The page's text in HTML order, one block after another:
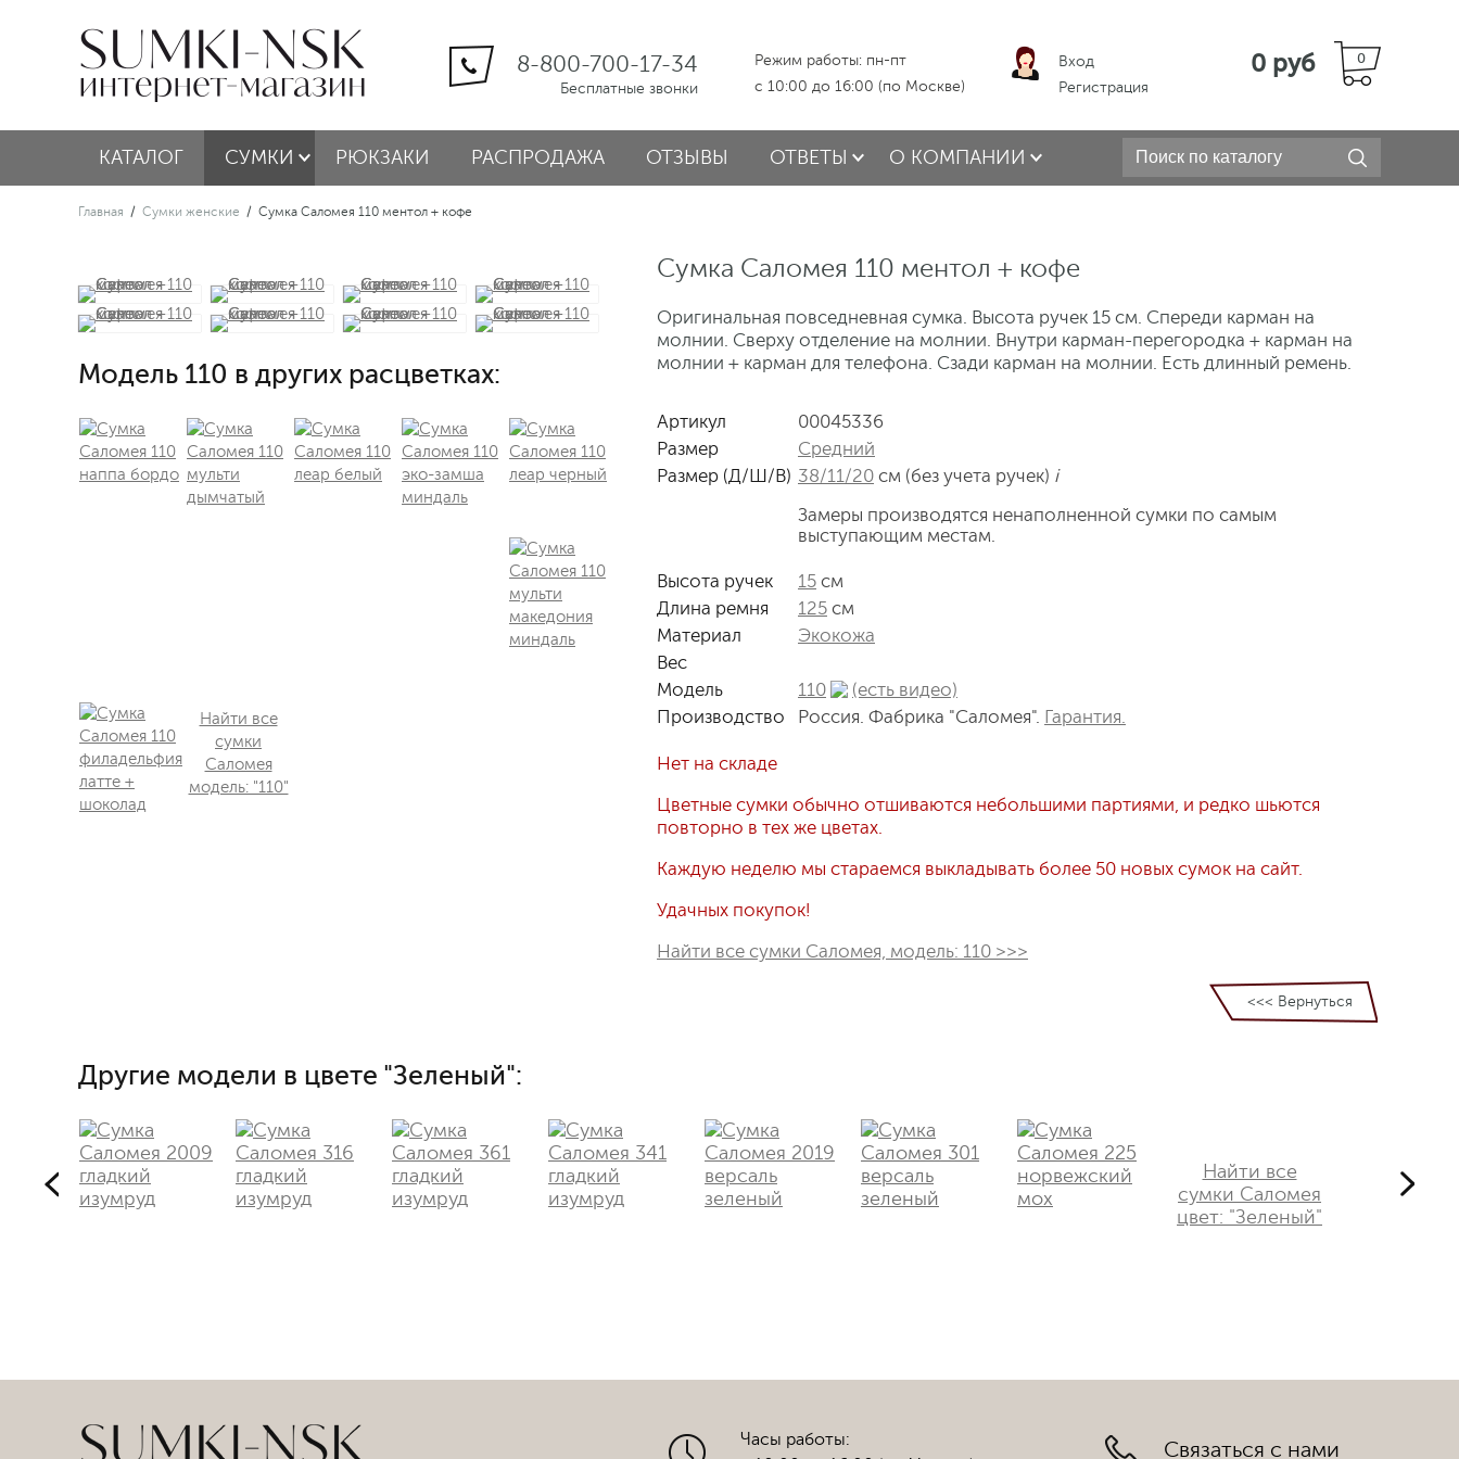
8-800-700-17-34
Бесплатные звонки
Режим работы: пн-пт
с 10:00 до 16:00 (по Москве)
Вход
Регистрация
0
0 руб
КАТАЛОГ СУМКИ РЮКЗАКИ РАСПРОДАЖА ОТЗЫВЫ ОТВЕТЫ О КОМПАНИИ
Главная / Сумки женские / Сумка Саломея 110 ментол + кофе
Сумка Саломея 110 ментол + кофе
Оригинальная повседневная сумка. Высота ручек 15 см. Спереди карман на
молнии. Сверху отделение на молнии. Внутри карман-перегородка + карман на
молнии + карман для телефона. Сзади карман на молнии. Есть длинный ремень.
Артикул
00045336
Размер
Средний
Размер (Д/Ш/В) 38/11/20 см (без учета ручек) i
Замеры производятся ненаполненной сумки по самым
выступающим местам.
Высота ручек 15 см
Длина ремня
125 см
Материал
Экокожа
Вес
Модель
110
(есть видео)
Производство
Россия. Фабрика "Саломея". Гарантия.
Нет на складе
Цветные сумки обычно отшиваются небольшими партиями, и редко шьются
повторно в тех же цветах.
Каждую неделю мы стараемся выкладывать более 50 новых сумок на сайт.
Удачных покупок!
Найти все сумки Саломея, модель: 110 >>>
<<< Вернуться
Модель 110 в других расцветках:
Найти все
сумки
Саломея
модель: "110"
Другие модели в цвете "Зеленый":
Найти все
сумки Саломея
цвет: "Зеленый"
Часы работы:
Связаться с нами